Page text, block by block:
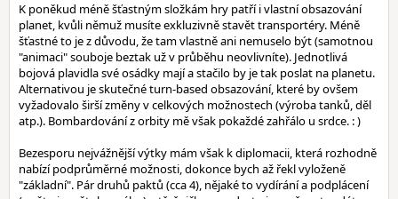
K poněkud méně šťastným složkám hry patří i vlastní obsazování
planet, kvůli němuž musíte exkluzivně stavět transportéry. Méně
šťastné to je z důvodu, že tam vlastně ani nemuselo být (samotnou
"animaci" souboje beztak už v průběhu neovlivníte). Jednotlivá
bojová plavidla své osádky mají a stačilo by je tak poslat na planetu.
Alternativou je skutečné turn-based obsazování, které by ovšem
vyžadovalo širší změny v celkových možnostech (výroba tanků, děl
atp.). Bombardování z orbity mě však pokaždé zahřálo u srdce. : )
Bezesporu nejvážnější výtky mám však k diplomacii, která rozhodně
nabízí podprůměrné možnosti, dokonce bych až řekl vyloženě
"základní". Pár druhů paktů (cca 4), nějaké to vydírání a podplácení